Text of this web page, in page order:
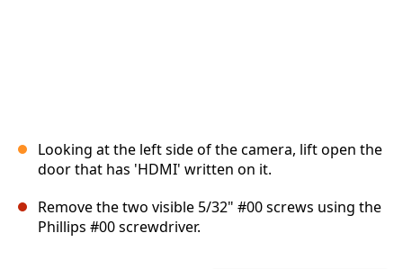
Looking at the left side of the camera, lift open the
door that has 'HDMI' written on it.
Remove the two visible 5/32" #00 screws using the
Phillips #00 screwdriver.